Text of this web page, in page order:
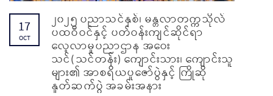
17
OCT
၂၀၂၅ ပညာသင်နှစ်၊ မန္တလာတက္ကသိုလ်
ပထဝီဝင်နှင့် ပတ်ဝန်းကျင်ဆိုင်ရာ
လေ့လာမှုပညာဌာန အဝေး
သင်(သင်တန်း) ကျောင်းသား၊ ကျောင်းသူ
များ၏ အာစရိယပူဇော်ပွဲနှင့် ကြိုဆို
နှုတ်ဆက်ပွဲ အခမ်းအနား